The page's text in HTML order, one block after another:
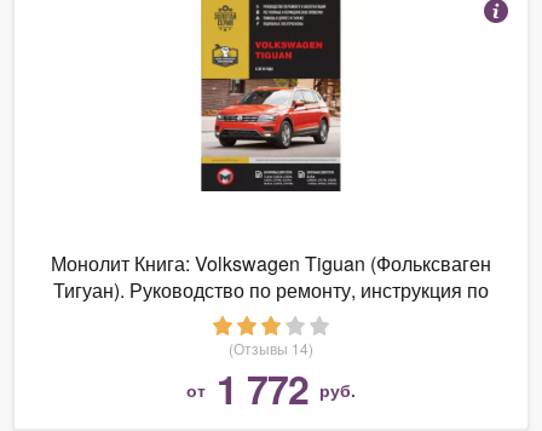
Монолит Книга: Volkswagen Tiguan (Фольксваген
Тигуан). Руководство по ремонту, инструкция по
эксплуатации. Модели с 2016 года выпуска,
оборудованные бензиновыми и дизельными
(Отзывы 14)
от 1 772 руб.